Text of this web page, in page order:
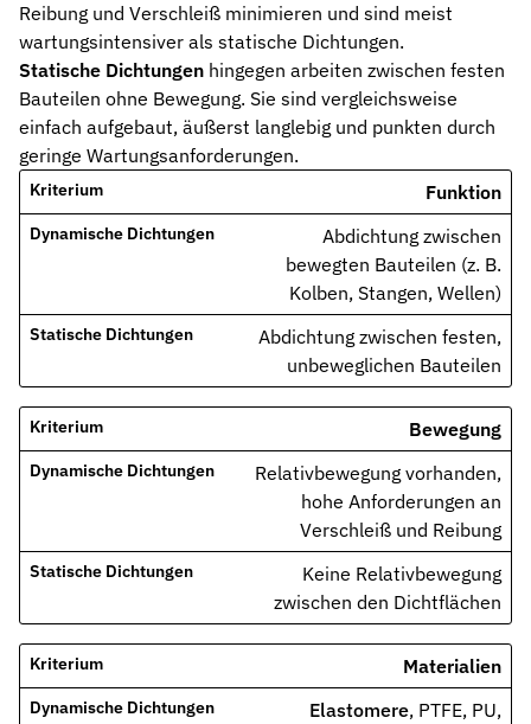
Reibung und Verschleiß minimieren und sind meist
wartungsintensiver als statische Dichtungen.
Statische Dichtungen hingegen arbeiten zwischen festen
Bauteilen ohne Bewegung. Sie sind vergleichsweise
einfach aufgebaut, äußerst langlebig und punkten durch
geringe Wartungsanforderungen.
Funktion
Abdichtung zwischen
bewegten Bauteilen (z. B.
Kolben, Stangen, Wellen)
Abdichtung zwischen festen,
unbeweglichen Bauteilen
Bewegung
Relativbewegung vorhanden,
hohe Anforderungen an
Verschleiß und Reibung
Keine Relativbewegung
zwischen den Dichtflächen
Materialien
Elastomere, PTFE, PU,